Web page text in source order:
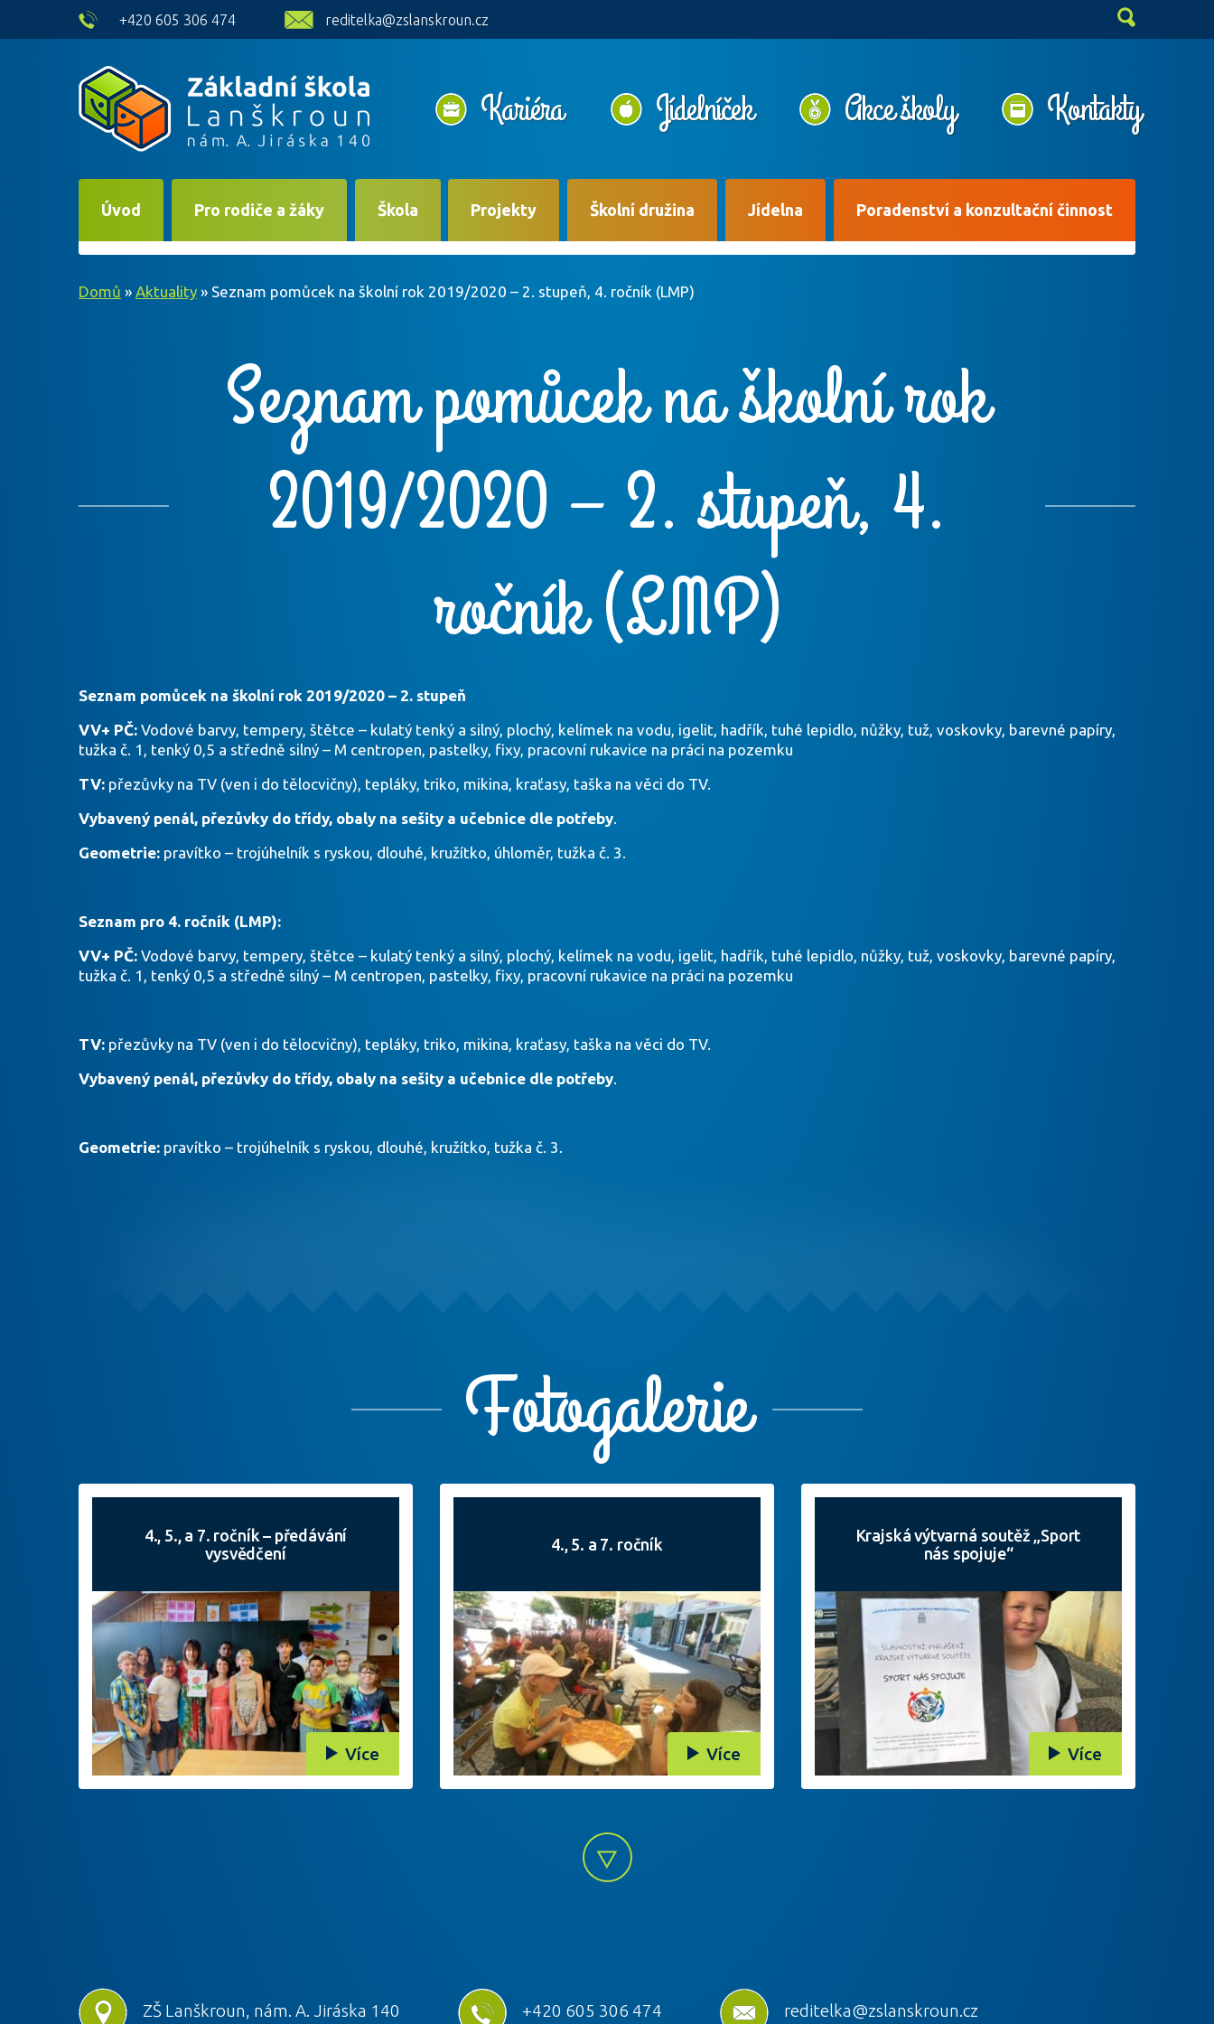
skip to main content
+420 605 306 474 reditelka@zslanskroun.cz
Kariéra Jídelníček Akce školy Kontakty
Úvod Pro rodiče a žáky Škola Projekty Školní družina Jídelna Poradenství a konzultační činnost
Domů » Aktuality » Seznam pomůcek na školní rok 2019/2020 – 2. stupeň, 4. ročník (LMP)
Seznam pomůcek na školní rok
2019/2020 – 2. stupeň, 4.
ročník (LMP)
Seznam pomůcek na školní rok 2019/2020 – 2. stupeň
VV+ PČ: Vodové barvy, tempery, štětce – kulatý tenký a silný, plochý, kelímek na vodu, igelit, hadřík, tuhé lepidlo, nůžky, tuž, voskovky, barevné papíry,
tužka č. 1, tenký 0,5 a středně silný – M centropen, pastelky, fixy, pracovní rukavice na práci na pozemku
TV: přezůvky na TV (ven i do tělocvičny), tepláky, triko, mikina, kraťasy, taška na věci do TV.
Vybavený penál, přezůvky do třídy, obaly na sešity a učebnice dle potřeby.
Geometrie: pravítko – trojúhelník s ryskou, dlouhé, kružítko, úhloměr, tužka č. 3.
Seznam pro 4. ročník (LMP):
VV+ PČ: Vodové barvy, tempery, štětce – kulatý tenký a silný, plochý, kelímek na vodu, igelit, hadřík, tuhé lepidlo, nůžky, tuž, voskovky, barevné papíry,
tužka č. 1, tenký 0,5 a středně silný – M centropen, pastelky, fixy, pracovní rukavice na práci na pozemku
TV: přezůvky na TV (ven i do tělocvičny), tepláky, triko, mikina, kraťasy, taška na věci do TV.
Vybavený penál, přezůvky do třídy, obaly na sešity a učebnice dle potřeby.
Geometrie: pravítko – trojúhelník s ryskou, dlouhé, kružítko, tužka č. 3.
Fotogalerie
4., 5., a 7. ročník – předávání
vysvědčení
Více
4., 5. a 7. ročník
Více
Krajská výtvarná soutěž „Sport
nás spojuje“
Více
ZŠ Lanškroun, nám. A. Jiráska 140 +420 605 306 474 reditelka@zslanskroun.cz